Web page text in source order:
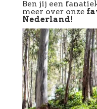
Ben jij een
meer over onze
Nederland!